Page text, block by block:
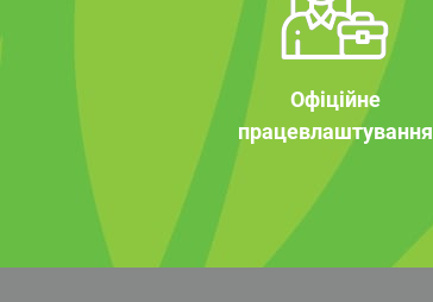
Офіційне
працевлаштування